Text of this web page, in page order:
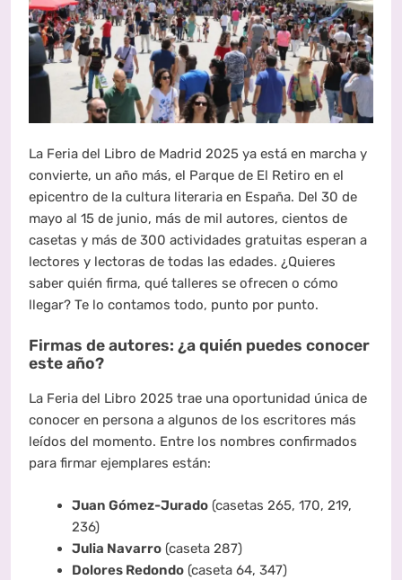
La Feria del Libro de Madrid 2025 ya está en marcha y
convierte, un año más, el Parque de El Retiro en el
epicentro de la cultura literaria en España. Del 30 de
mayo al 15 de junio, más de mil autores, cientos de
casetas y más de 300 actividades gratuitas esperan a
lectores y lectoras de todas las edades. ¿Quieres
saber quién firma, qué talleres se ofrecen o cómo
llegar? Te lo contamos todo, punto por punto.
Firmas de autores: ¿a quién puedes conocer
este año?
La Feria del Libro 2025 trae una oportunidad única de
conocer en persona a algunos de los escritores más
leídos del momento. Entre los nombres confirmados
para firmar ejemplares están:
Juan Gómez-Jurado(casetas 265, 170, 219,
236)
Julia Navarro(caseta 287)
Dolores Redondo(caseta 64, 347)